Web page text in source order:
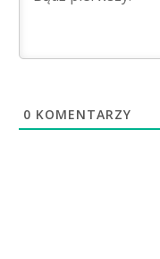
0 KOMENTARZY